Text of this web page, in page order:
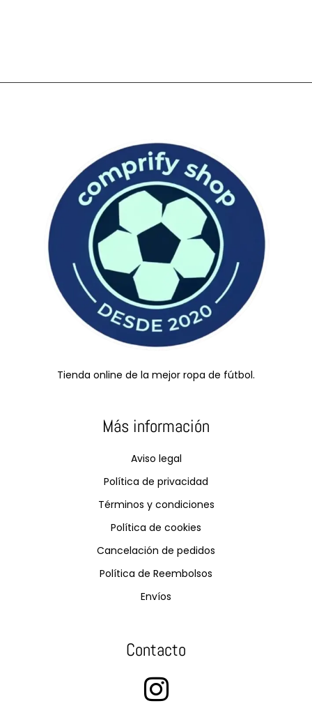
Tienda online de la mejor ropa de fútbol.
Más información
Aviso legal
Política de privacidad
Términos y condiciones
Política de cookies
Cancelación de pedidos
Política de Reembolsos
Envíos
Contacto